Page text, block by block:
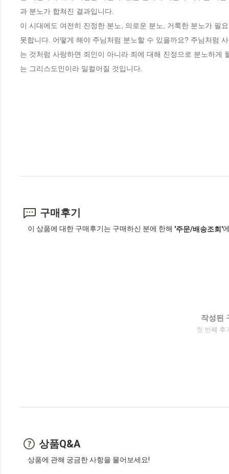
과 분노가 합쳐진 결과입니다.
이 시대에도 여전히 진정한 분노, 의로운 분노, 거룩한 분노가 필
못합니다. 어떻게 해야 주님처럼 분노할 수 있을까요? 주님처럼
는 것처럼 사랑하면 죄인이 아니라 죄에 대해 진정으로 분노하게
는 그리스도인이라 일컬어질 것입니다.
구매후기
이 상품에 대한 구매후기는 구매하신 분에 한해 '주문/배송조회'
작성된
첫 번째 후
상품Q&A
상품에 관해 궁금한 사항을 물어보세요!